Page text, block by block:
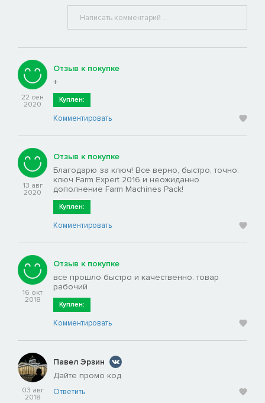
22 сен
2020
Отзыв к покупке
+
Куплен:
Комментировать
13 авг
2020
Отзыв к покупке
Благодарю за ключ! Все верно, быстро, точно:
ключ Farm Expert 2016 и неожиданно
дополнение Farm Machines Pack!
Куплен:
Комментировать
16 окт
2018
Отзыв к покупке
все прошло быстро и качественно. товар
рабочий
Куплен:
Комментировать
03 авг
2018
Павел Эрзин
Дайте промо код
Ответить